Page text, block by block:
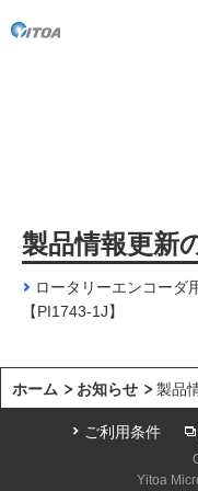
製品情報更新
ロータリーエンコーダ
【PI1743-1J】
ホーム お知らせ 製品
ご利用条件
Yitoa